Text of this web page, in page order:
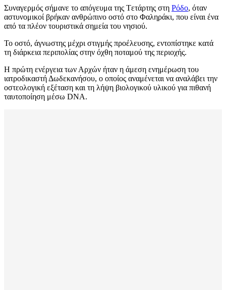
Συναγερμός σήμανε το απόγευμα της Tετάρτης στη Ρόδο, όταν
αστυνομικοί βρήκαν ανθρώπινο οστό στο Φαληράκι, που είναι ένα
από τα πλέον τουριστικά σημεία του νησιού.
Το οστό, άγνωστης μέχρι στιγμής προέλευσης, εντοπίστηκε κατά
τη διάρκεια περιπολίας στην όχθη ποταμού της περιοχής.
Η πρώτη ενέργεια των Αρχών ήταν η άμεση ενημέρωση του
ιατροδικαστή Δωδεκανήσου, ο οποίος αναμένεται να αναλάβει την
οστεολογική εξέταση και τη λήψη βιολογικού υλικού για πιθανή
ταυτοποίηση μέσω DNA.